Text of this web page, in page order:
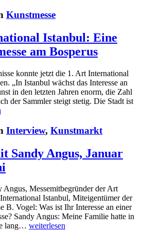
Kunstmesse
Istanbul: Eine
am Bosperus
konnte jetzt die 1. Art International
„In Istanbul wächst das Interesse an
in den letzten Jahren enorm, die Zahl
der Sammler steigt stetig. Die Stadt ist
Interview, Kunstmarkt
Sandy Angus, Januar
Angus, Messemitbegründer der Art
Istanbul, Miteigentümer der
B. Vogel: Was ist Ihr Interesse an einer
Sandy Angus: Meine Familie hatte in
lang… weiterlesen